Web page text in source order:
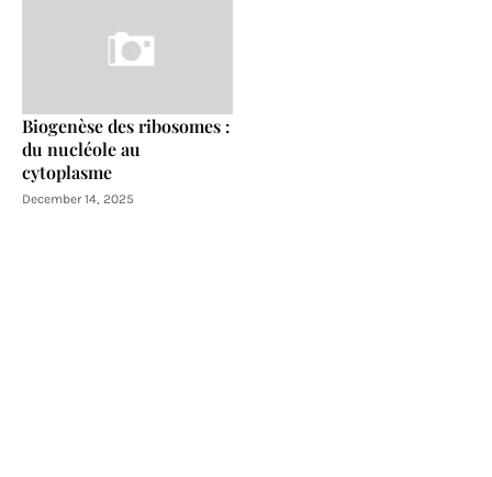
Biogenèse des ribosomes :
du nucléole au
cytoplasme
December 14, 2025